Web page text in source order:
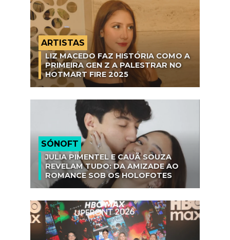
ARTISTAS
LIZ MACEDO FAZ HISTÓRIA COMO A
PRIMEIRA GEN Z A PALESTRAR NO
HOTMART FIRE 2025
SÓNOFT
JULIA PIMENTEL E CAUÃ SOUZA
REVELAM TUDO: DA AMIZADE AO
ROMANCE SOB OS HOLOFOTES